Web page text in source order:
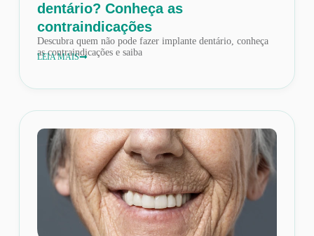
dentário? Conheça as
contraindicações
Descubra quem não pode fazer implante dentário, conheça
as contraindicações e saiba
LEIA MAIS